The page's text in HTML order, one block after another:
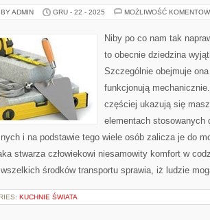
ADMIN GRU - 22 - 2025 MOŻLIWOŚĆ
Niby po co nam tak
to obecnie dziedzina
Szczególnie obejmuje
funkcjonują
częściej ukazują się
elementach stosowanych
i na podstawie tego wiele osób zalicza je do
stwarza człowiekowi niesamowity komfort w
środków transportu sprawia, iż ludzie
KUCHNIE ŚWIATA